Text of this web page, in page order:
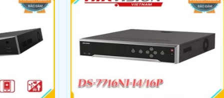
thêm cáp
mạng và giao tiếp với camera qua 2 cổng Gigabit